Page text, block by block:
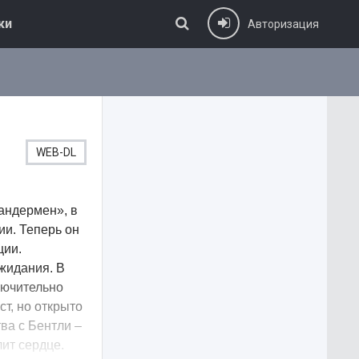
Авторизация
WEB-DL
в
Теперь он
В
но открыто
с Бентли –
сердце.